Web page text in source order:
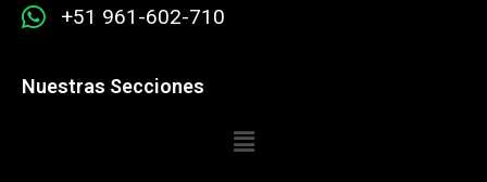
+51 961-602-710
Nuestras Secciones